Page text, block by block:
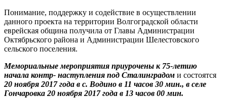
Понимание, поддержку и содействие в осуществлении
данного проекта на территории Волгоградской области
еврейская община получила от Главы Администрации
Октябрьского района и Администрации Шелестовского
сельского поселения.
Мемориальные мероприятия приурочены к 75-летию
начала контр- наступления под Сталинградом и состоятся
20 ноября 2017 года в с. Водино в 11 часов 30 мин., в селе
Гончаровка 20 ноября 2017 года в 13 часов 00 мин.